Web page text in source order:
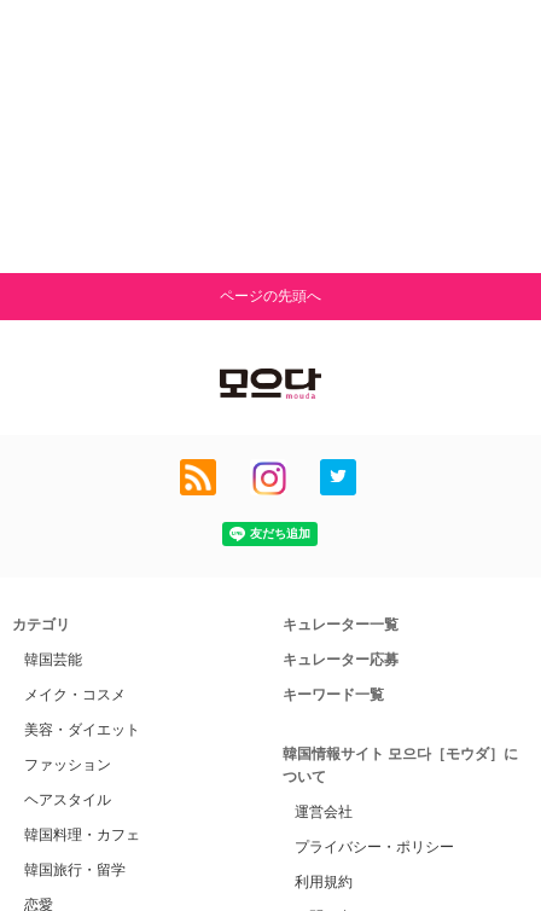
ページの先頭へ
カテゴリ
韓国芸能
メイク・コスメ
美容・ダイエット
ファッション
ヘアスタイル
韓国料理・カフェ
韓国旅行・留学
恋愛
キュレーター一覧
キュレーター応募
キーワード一覧
韓国情報サイト 모으다［モウダ］に
ついて
運営会社
プライバシー・ポリシー
利用規約